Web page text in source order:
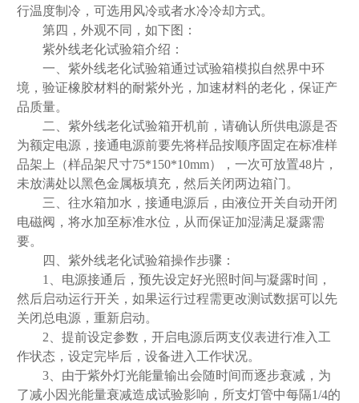
行温度制冷，可选用风冷或者水冷冷却方式。
第四，外观不同，如下图：
紫外线老化试验箱介绍：
一、紫外线老化试验箱通过试验箱模拟自然界中环
境，验证橡胶材料的耐紫外光，加速材料的老化，保证产
品质量。
二、紫外线老化试验箱开机前，请确认所供电源是否
为额定电源，接通电源前要先将样品按顺序固定在标准样
品架上（样品架尺寸75*150*10mm），一次可放置48片，
未放满处以黑色金属板填充，然后关闭两边箱门。
三、往水箱加水，接通电源后，由液位开关自动开闭
电磁阀，将水加至标准水位，从而保证加湿满足凝露需
要。
四、紫外线老化试验箱操作步骤：
1、电源接通后，预先设定好光照时间与凝露时间，
然后启动运行开关，如果运行过程需更改测试数据可以先
关闭总电源，重新启动。
2、提前设定参数，开启电源后两支仪表进行准入工
作状态，设定完毕后，设备进入工作状况。
3、由于紫外灯光能量输出会随时间而逐步衰减，为
了减小因光能量衰减造成试验影响，所支灯管中每隔1/4的